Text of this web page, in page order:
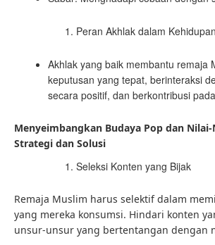
Peran Akhlak dalam
Akhlak yang baik membantu remaja
keputusan yang tepat, berinteraksi
secara positif, dan berkontribusi
Menyeimbangkan Budaya Pop dan
Strategi dan Solusi
Seleksi Konten yang Bijak
Remaja Muslim harus selektif dalam
yang mereka konsumsi. Hindari konten
unsur-unsur yang bertentangan dengan